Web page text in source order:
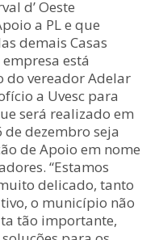
d’ Oeste
a PL e que
demais Casas
está
do vereador Adelar
a Uvesc para
será realizado em
dezembro seja
de Apoio em nome
“Estamos
delicado, tanto
o município não
tão importante,